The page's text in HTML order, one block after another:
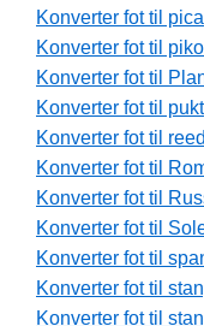
Konverter fot til pica
Konverter fot til
Konverter fot til
Konverter fot til pukt
Konverter fot til reed
Konverter fot til
Konverter fot til
Konverter fot til
Konverter fot til
Konverter fot til
Konverter fot til